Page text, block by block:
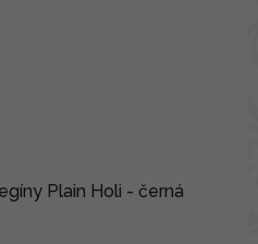
Plain Holi - černá